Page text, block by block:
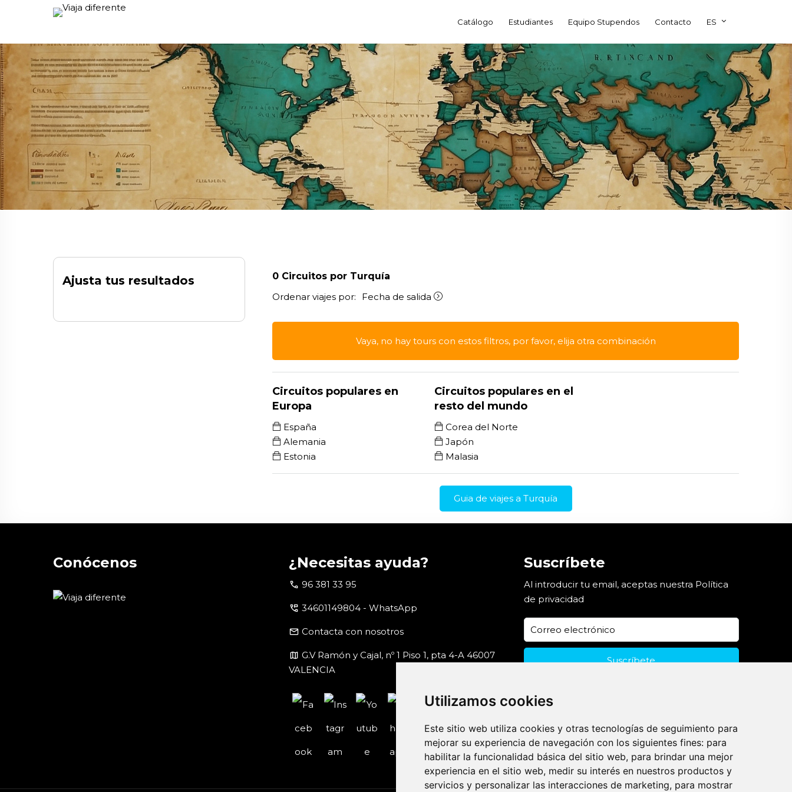
Utilizamos cookies
Este sitio web utiliza cookies y otras tecnologías de seguimiento para
mejorar su experiencia de navegación con los siguientes fines: para
habilitar la funcionalidad básica del sitio web, para brindar una mejor
experiencia en el sitio web, medir su interés en nuestros productos y
servicios y personalizar las interacciones de marketing, para mostrar
Catálogo Estudiantes Equipo Stupendos Contacto ES
0 Circuitos por Turquía
Ordenar viajes por:
Fecha de salida
Vaya, no hay tours con estos filtros, por favor, elija otra combinación
Circuitos populares en
Europa
España
Alemania
Estonia
Circuitos populares en el
resto del mundo
Corea del Norte
Japón
Malasia
Guia de viajes a Turquía
Ajusta tus resultados
Conócenos ¿Necesitas ayuda?
call 96 381 33 95
perm_phone_msg 34601149804 - WhatsApp
email Contacta con nosotros
map G.V Ramón y Cajal, nº 1 Piso 1, pta 4-A 46007
VALENCIA
Suscríbete
Al introducir tu email, aceptas nuestra Política
de privacidad